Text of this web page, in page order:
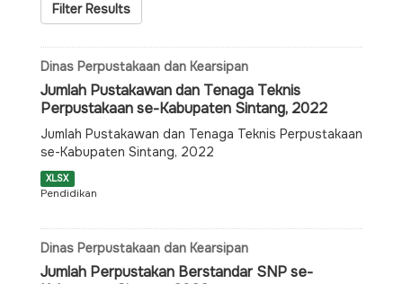
Filter Results
Dinas Perpustakaan dan Kearsipan
Jumlah Pustakawan dan Tenaga Teknis
Perpustakaan se-Kabupaten Sintang, 2022
Jumlah Pustakawan dan Tenaga Teknis Perpustakaan
se-Kabupaten Sintang, 2022
XLSX
Pendidikan
Dinas Perpustakaan dan Kearsipan
Jumlah Perpustakan Berstandar SNP se-